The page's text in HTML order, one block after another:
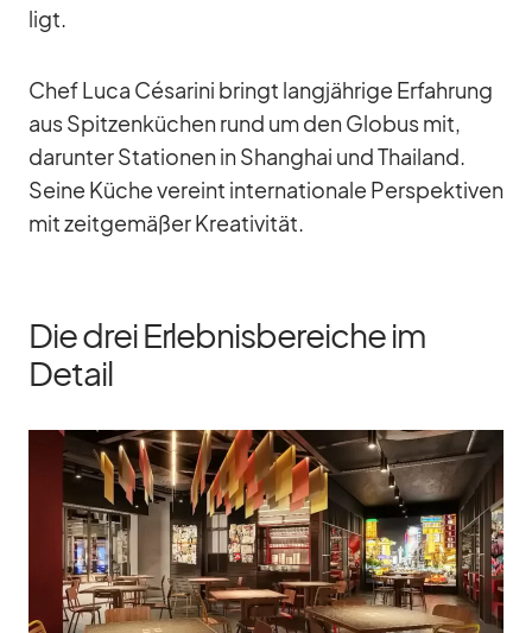
ligt.
Chef Luca Cé­sa­rini bringt lang­jäh­rige Er­fah­rung
aus Spit­zen­kü­chen rund um den Glo­bus mit,
dar­un­ter Sta­tio­nen in Shang­hai und Thai­land.
Seine Kü­che ver­eint in­ter­na­tio­nale Per­spek­ti­ven
mit zeit­ge­mä­ßer Krea­ti­vi­tät.
Die drei Erlebnisbereiche im
Detail